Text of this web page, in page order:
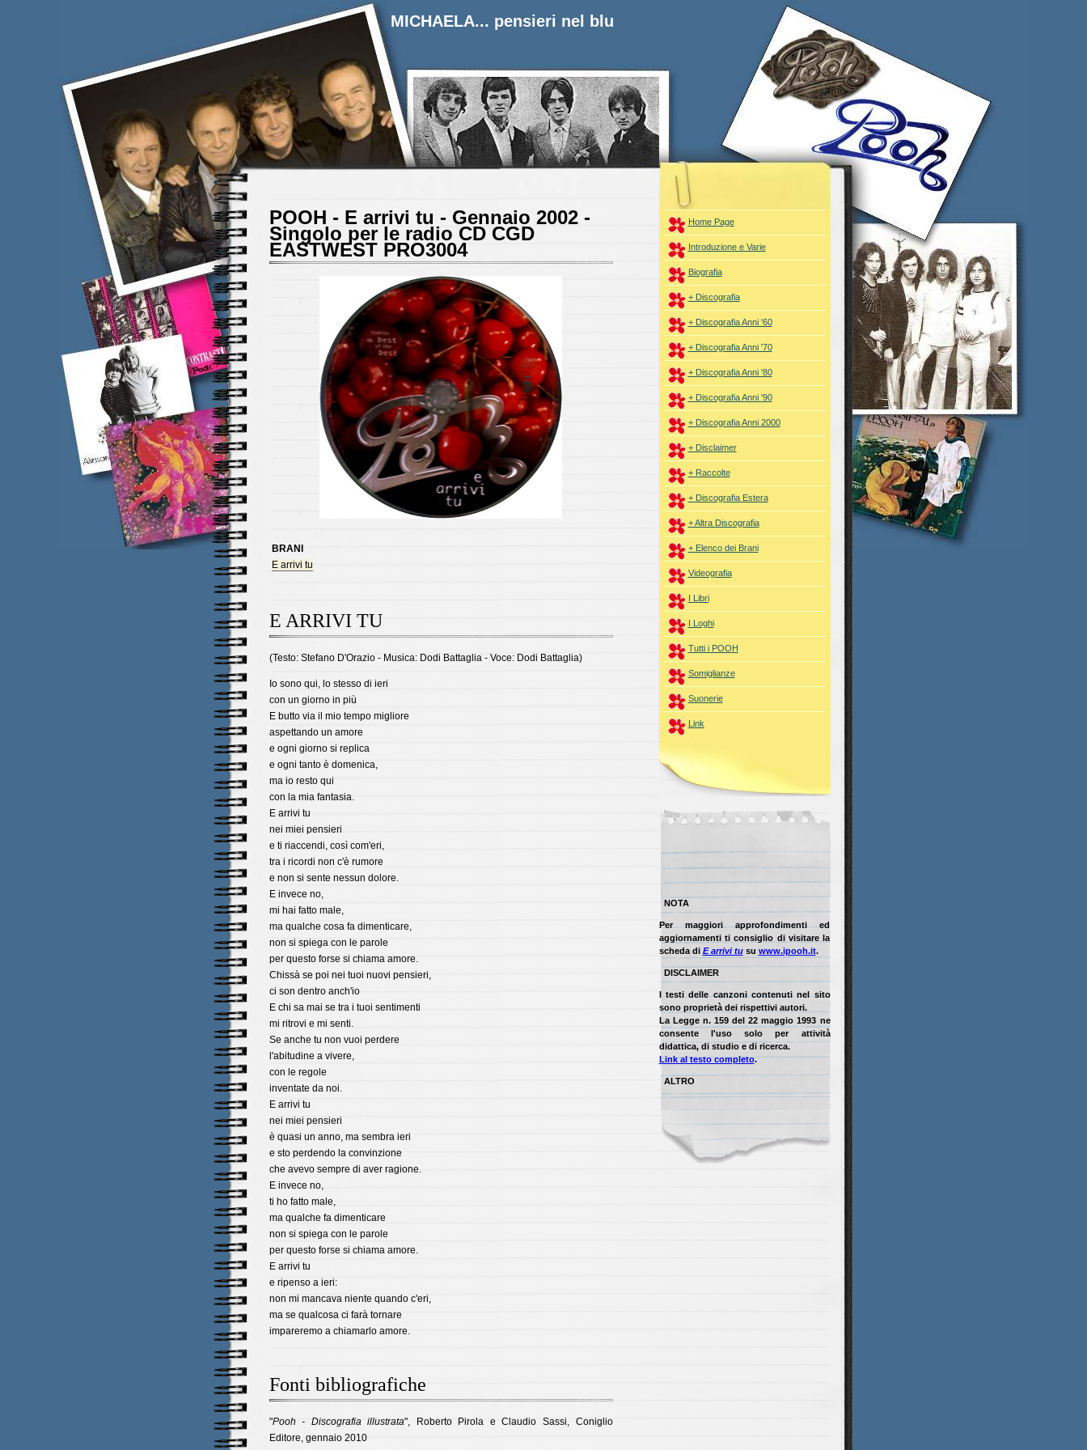
MICHAELA... pensieri nel blu
POOH - E arrivi tu - Gennaio 2002 -
Singolo per le radio CD CGD
EASTWEST PRO3004
BRANI
E arrivi tu
E ARRIVI TU
(Testo: Stefano D'Orazio - Musica: Dodi Battaglia - Voce: Dodi Battaglia)
Io sono qui, lo stesso di ieri
con un giorno in più
E butto via il mio tempo migliore
aspettando un amore
e ogni giorno si replica
e ogni tanto è domenica,
ma io resto qui
con la mia fantasia.
E arrivi tu
nei miei pensieri
e ti riaccendi, così com'eri,
tra i ricordi non c'è rumore
e non si sente nessun dolore.
E invece no,
mi hai fatto male,
ma qualche cosa fa dimenticare,
non si spiega con le parole
per questo forse si chiama amore.
Chissà se poi nei tuoi nuovi pensieri,
ci son dentro anch'io
E chi sa mai se tra i tuoi sentimenti
mi ritrovi e mi senti.
Se anche tu non vuoi perdere
l'abitudine a vivere,
con le regole
inventate da noi.
E arrivi tu
nei miei pensieri
è quasi un anno, ma sembra ieri
e sto perdendo la convinzione
che avevo sempre di aver ragione.
E invece no,
ti ho fatto male,
ma qualche fa dimenticare
non si spiega con le parole
per questo forse si chiama amore.
E arrivi tu
e ripenso a ieri:
non mi mancava niente quando c'eri,
ma se qualcosa ci farà tornare
impareremo a chiamarlo amore.
Fonti bibliografiche
"Pooh - Discografia illustrata", Roberto Pirola e Claudio Sassi, Coniglio
Editore, gennaio 2010
Home Page
Introduzione e Varie
Biografia
+ Discografia
+ Discografia Anni '60
+ Discografia Anni '70
+ Discografia Anni '80
+ Discografia Anni '90
+ Discografia Anni 2000
+ Disclaimer
+ Raccolte
+ Discografia Estera
+ Altra Discografia
+ Elenco dei Brani
Videografia
I Libri
I Loghi
Tutti i POOH
Somiglianze
Suonerie
Link
NOTA
Per maggiori approfondimenti ed
aggiornamenti ti consiglio di visitare la
scheda di E arrivi tusu www.ipooh.it.
DISCLAIMER
I testi delle canzoni contenuti nel sito
sono proprietà dei rispettivi autori.
La Legge n. 159 del 22 maggio 1993 ne
consente l'uso solo per attività
didattica, di studio e di ricerca.
Link al testo completo.
ALTRO